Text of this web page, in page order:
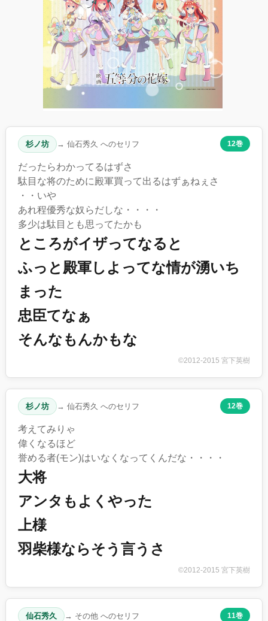
杉ノ坊 → 仙石秀久 へのセリフ 12巻
だったらわかってるはずさ
駄目な将のために殿軍買って出るはずぁねぇさ
・・いや
あれ程優秀な奴らだしな・・・・
多少は駄目とも思ってたかも
ところがイザってなると
ふっと殿軍しよってな情が湧いち
まった
忠臣てなぁ
そんなもんかもな
©2012-2015 宮下英樹
杉ノ坊 → 仙石秀久 へのセリフ 12巻
考えてみりゃ
偉くなるほど
誉める者(モン)はいなくなってくんだな・・・・
大将
アンタもよくやった
上様
羽柴様ならそう言うさ
©2012-2015 宮下英樹
仙石秀久 → その他 へのセリフ 11巻